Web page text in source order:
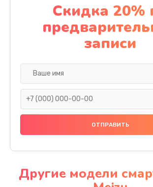
Восстановление загрузчика
935 руб.
1235 руб.
Заказать
Заказать
Скидка 20%
записи
Другие модели